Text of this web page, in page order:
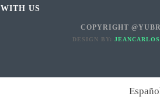
US
COPYRIGHT
DESIGN BY: